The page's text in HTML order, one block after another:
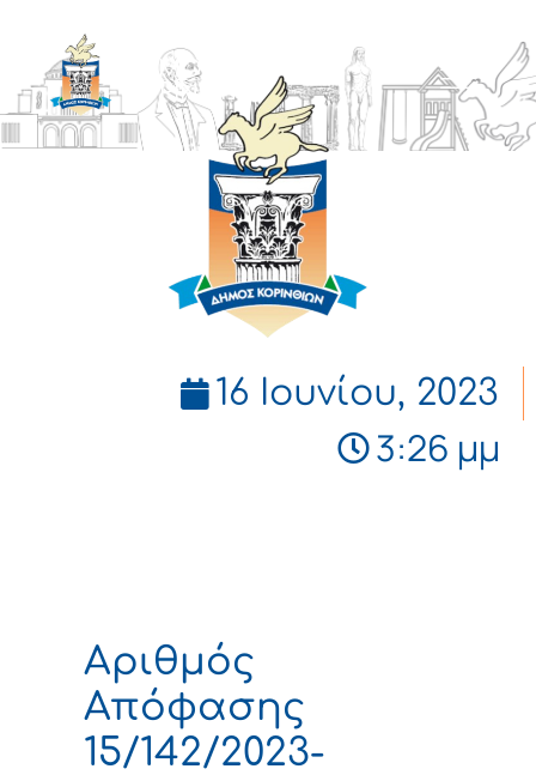
ΔΗΜΟΣ
ΚΟΡΙΝΘΙΩΝ
16 Ιουνίου, 2023
3:26 μμ
Αριθμός
Απόφασης
15/142/2023-